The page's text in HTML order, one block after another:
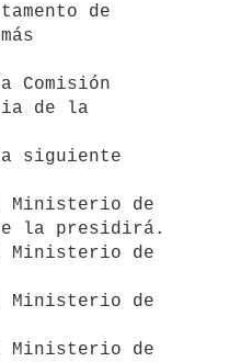
Comisión
de la
siguiente
Ministerio de
la presidirá.
Ministerio de
Ministerio de
Ministerio de